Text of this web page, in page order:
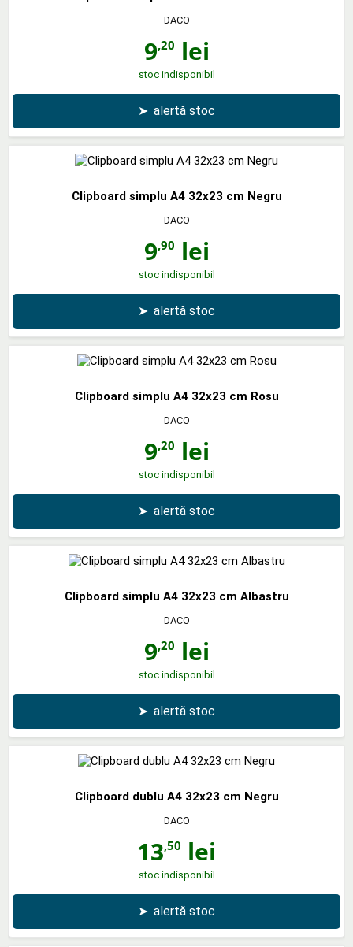
DACO
9,20 lei
stoc indisponibil
➤ alertă stoc
Clipboard simplu A4 32x23 cm Negru
DACO
9,90 lei
stoc indisponibil
➤ alertă stoc
Clipboard simplu A4 32x23 cm Rosu
DACO
9,20 lei
stoc indisponibil
➤ alertă stoc
Clipboard simplu A4 32x23 cm Albastru
DACO
9,20 lei
stoc indisponibil
➤ alertă stoc
Clipboard dublu A4 32x23 cm Negru
DACO
13,50 lei
stoc indisponibil
➤ alertă stoc